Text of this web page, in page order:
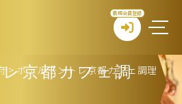
新規会員登録
京都カフェ調
>ホテルモントレ京都カフェ調理